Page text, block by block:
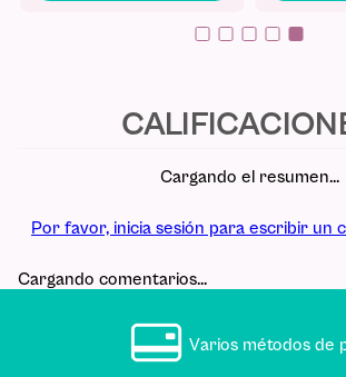
Cargando el resumen…
Por favor, inicia sesión para escribir un
Cargando comentarios…
Varios métodos de